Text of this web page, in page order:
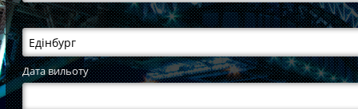
Дата вильоту